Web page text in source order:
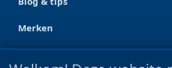
Merken
CONTACT